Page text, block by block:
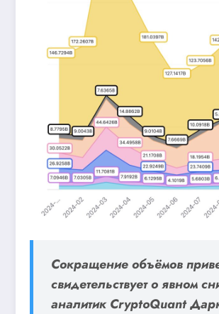
Сокращение объёмов
свидетельствует о явном
аналитик CryptoQuant